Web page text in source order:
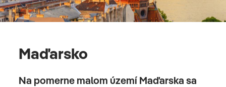
Maďarsko
Na pomerne malom území Maďarska sa